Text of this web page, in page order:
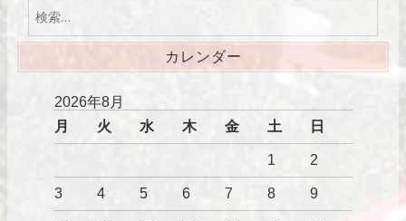
カレンダー
2026年8月
月
火 水 木 金 土 日
1 2
3 4 5 6 7 8 9